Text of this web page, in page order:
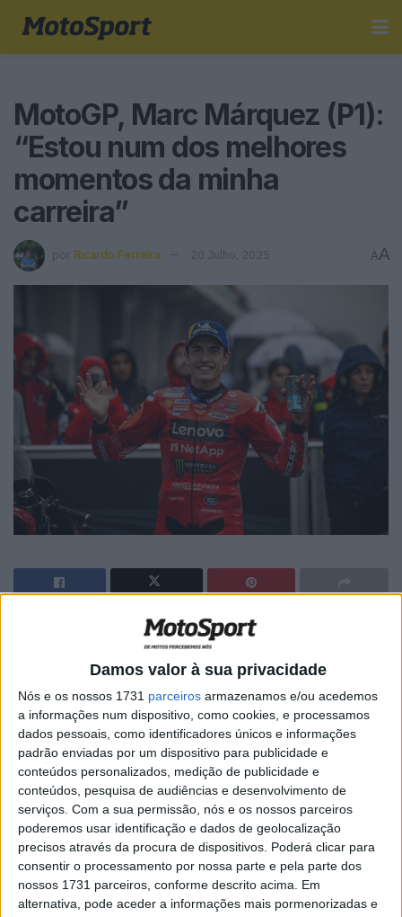
Damos valor à sua privacidade
Nós e os nossos 1731 parceiros armazenamos e/ou acedemos
a informações num dispositivo, como cookies, e processamos
dados pessoais, como identificadores únicos e informações
padrão enviadas por um dispositivo para publicidade e
conteúdos personalizados, medição de publicidade e
conteúdos, pesquisa de audiências e desenvolvimento de
serviços. Com a sua permissão, nós e os nossos parceiros
poderemos usar identificação e dados de geolocalização
precisos através da procura de dispositivos. Poderá clicar para
consentir o processamento por nossa parte e pela parte dos
nossos 1731 parceiros, conforme descrito acima. Em
alternativa, pode aceder a informações mais pormenorizadas e
MotoGP, Marc Márquez (P1):
“Estou num dos melhores
momentos da minha
carreira”
por Ricardo Ferreira 20 Julho, 2025 AA
🔊 Ouvir artigo
Marc Márquez tornou-se o primeiro piloto da Ducati na
história da MotoGP a vencer cinco corridas consecutivas
de Grande Prémio, apesar da corrida em Brno não ter
ocorrido como ele esperava.
O feito foi alcançado de forma impressionante: depois de
Aragão, Mugello, Assen e Sachsenring, Marc subiu ao
degrau mais alto do pódio pela quinta vez consecutiva.
Foi a sua oitava vitória na MotoGP da temporada, a sua
70ª no geral, e graças ao seu irmão Alex não terminar
nenhuma corrida, conseguiu ampliar a sua liderança no